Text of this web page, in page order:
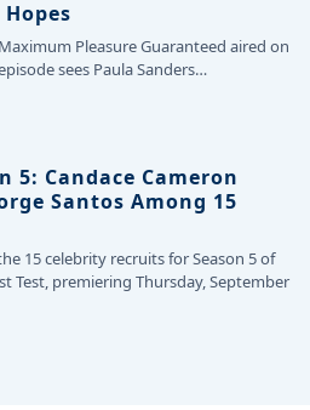
Pleasure Guaranteed aired on
sees Paula Sanders…
5: Candace Cameron
Santos Among 15
15 celebrity recruits for Season 5 of
Test, premiering Thursday, September